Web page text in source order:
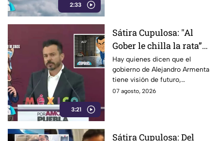
2:33
3:21
Sátira Cupulosa: "Al
Gober le chilla la rata”:
Mientras Puebla
enfrenta problemas,
Armenta y su
Coordinador de las
impulsan nuevo
Hay quienes dicen que el
gobierno de Alejandro Armenta
tiene visión de futuro,
nosotros creemos que tiene
07 agosto, 2026
Sátira Cupulosa: Del